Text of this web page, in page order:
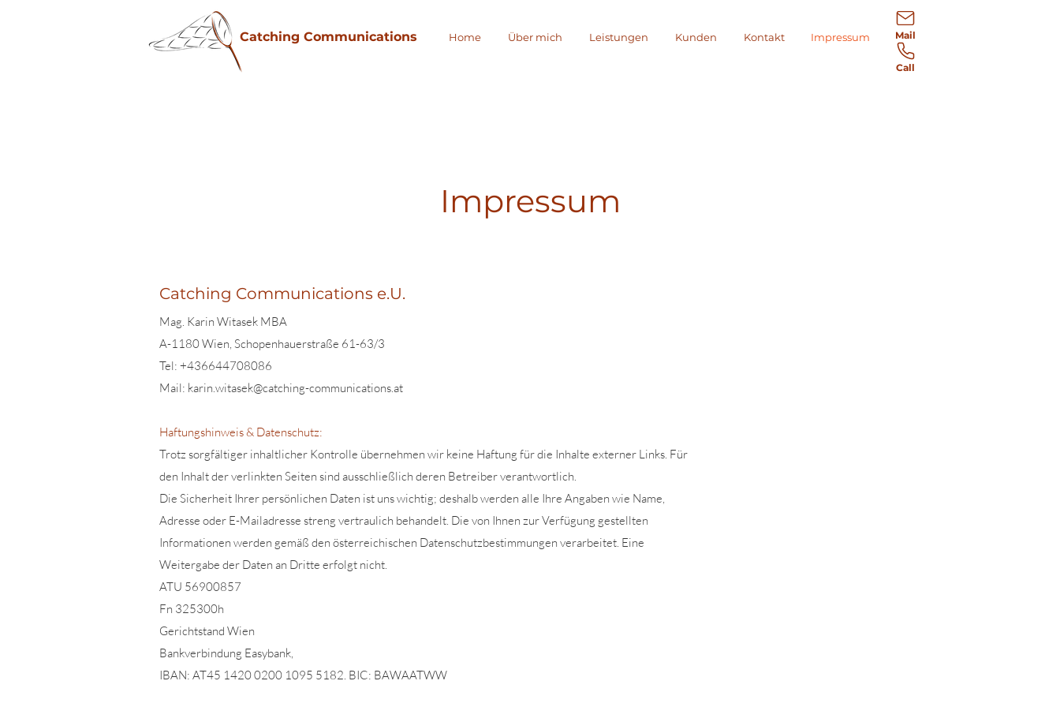
Catching Communications Home Über mich Leistungen Kunden Kontakt Impressum Mail
Call
Impressum
Catching Communications e.U.
Mag. Karin Witasek MBA
A-1180 Wien, Schopenhauerstraße 61-63/3
Tel: +436644708086
Mail: karin.witasek@catching-communications.at
Haftungshinweis & Datenschutz:
Trotz sorgfältiger inhaltlicher Kontrolle übernehmen wir keine Haftung für die Inhalte externer Links. Für
den Inhalt der verlinkten Seiten sind ausschließlich deren Betreiber verantwortlich.
Die Sicherheit Ihrer persönlichen Daten ist uns wichtig; deshalb werden alle Ihre Angaben wie Name,
Adresse oder E-Mailadresse streng vertraulich behandelt. Die von Ihnen zur Verfügung gestellten
Informationen werden gemäß den österreichischen Datenschutzbestimmungen verarbeitet. Eine
Weitergabe der Daten an Dritte erfolgt nicht.
ATU 56900857
Fn 325300h
Gerichtstand Wien
Bankverbindung Easybank,
IBAN: AT45 1420 0200 1095 5182. BIC: BAWAATWW